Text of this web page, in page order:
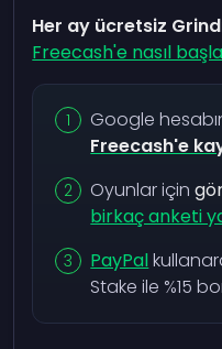
Her ay ücretsiz
Freecash'e nasıl
Google
Freecash'e
Oyunlar için
birkaç anketi
PayPal
Stake ile %15